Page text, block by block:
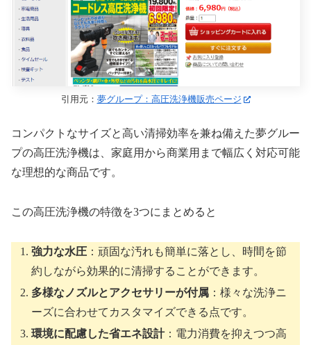
引用元： 夢グループ：高圧洗浄機販売ページ
コンパクトなサイズと高い清掃効率を兼ね備えた夢グルー
プの高圧洗浄機は、家庭用から商業用まで幅広く対応可能
な理想的な商品です。
この高圧洗浄機の特徴を3つにまとめると
強力な水圧 ：頑固な汚れも簡単に落とし、時間を節
約しながら効果的に清掃することができます。
多様なノズルとアクセサリーが付属 ：様々な洗浄ニ
ーズに合わせてカスタマイズできる点です。
環境に配慮した省エネ設計：電力消費を抑えつつ高